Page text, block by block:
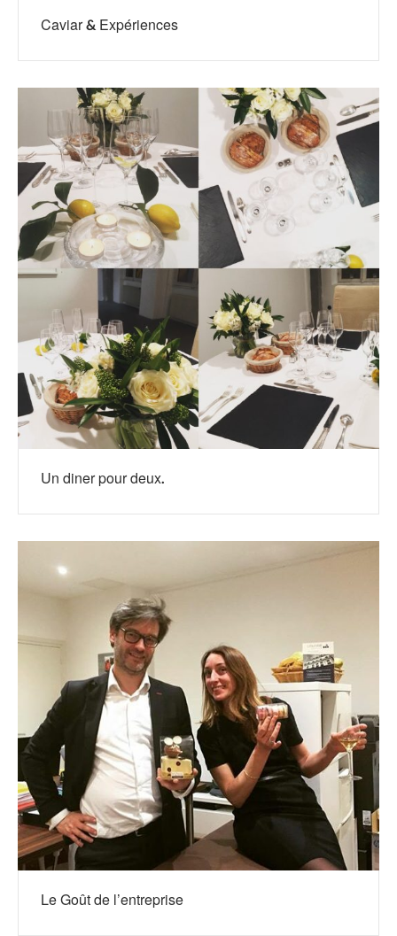
Caviar & Expériences
Un diner pour deux.
Le Goût de l’entreprise